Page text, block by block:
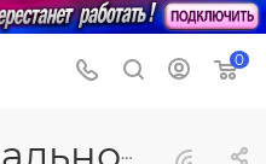
0